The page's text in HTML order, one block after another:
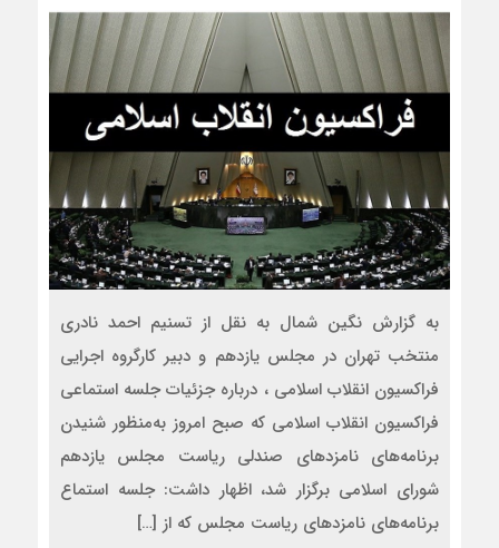
به گزارش نگین شمال به نقل از تسنیم احمد نادری
منتخب تهران در مجلس یازدهم و دبیر کارگروه اجرایی
فراکسیون انقلاب اسلامی ، درباره جزئیات جلسه استماعی
فراکسیون انقلاب اسلامی که صبح امروز به‌منظور شنیدن
برنامه‌های نامزدهای صندلی ریاست مجلس یازدهم
شورای اسلامی برگزار شد، اظهار داشت: جلسه استماع
برنامه‌های نامزدهای ریاست مجلس که از […]